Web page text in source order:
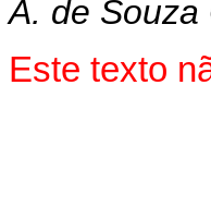
A. de Souza
Este texto